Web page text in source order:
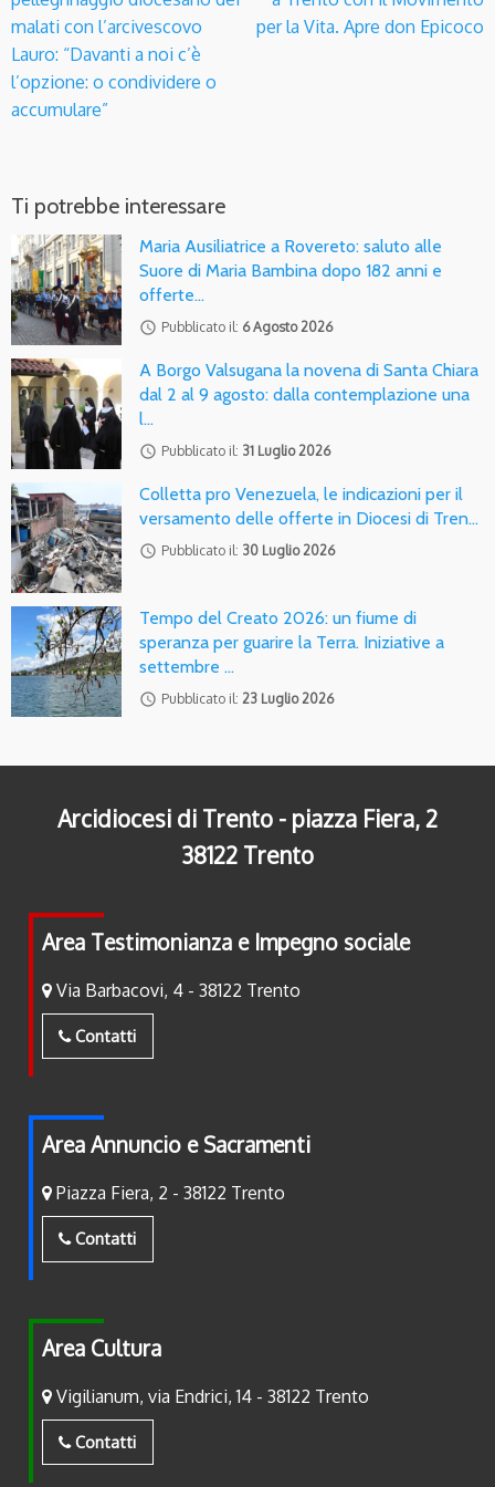
malati con l’arcivescovo
Lauro: “Davanti a noi c’è
l’opzione: o condividere o
accumulare”
per la Vita. Apre don Epicoco
Ti potrebbe interessare
Maria Ausiliatrice a Rovereto: saluto alle
Suore di Maria Bambina dopo 182 anni e
offerte…
access_time Pubblicato il: 6 Agosto 2026
A Borgo Valsugana la novena di Santa Chiara
dal 2 al 9 agosto: dalla contemplazione una
l…
access_time Pubblicato il: 31 Luglio 2026
Colletta pro Venezuela, le indicazioni per il
versamento delle offerte in Diocesi di Tren…
access_time Pubblicato il: 30 Luglio 2026
Tempo del Creato 2026: un fiume di
speranza per guarire la Terra. Iniziative a
settembre …
access_time Pubblicato il: 23 Luglio 2026
Arcidiocesi di Trento - piazza Fiera, 2
38122 Trento
Area Testimonianza e Impegno sociale
Via Barbacovi, 4 - 38122 Trento
Contatti
Area Annuncio e Sacramenti
Piazza Fiera, 2 - 38122 Trento
Contatti
Area Cultura
Vigilianum, via Endrici, 14 - 38122 Trento
Contatti